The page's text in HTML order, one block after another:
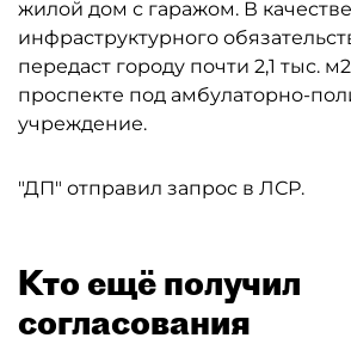
жилой дом с гаражом. В качестве
инфраструктурного
передаст городу почти 2,1 тыс.
проспекте под амбулаторно-
учреждение.
"ДП" отправил запрос в ЛСР.
Кто ещё получил
согласования